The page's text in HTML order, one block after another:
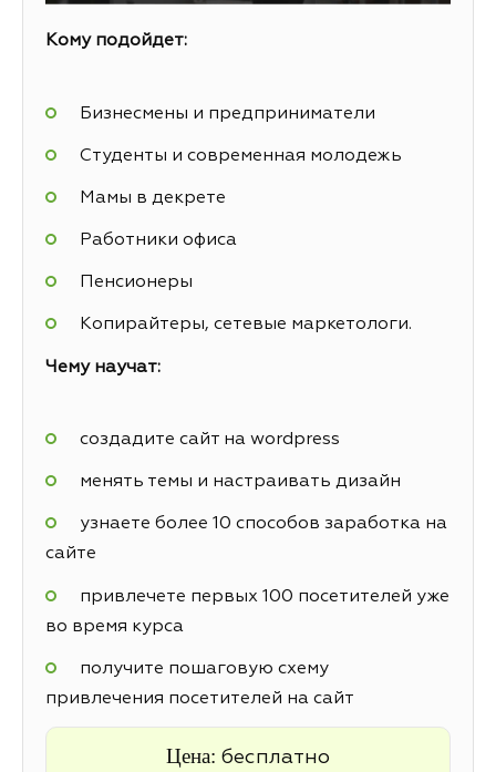
Кому подойдет:
Бизнесмены и предприниматели
Студенты и современная молодежь
Мамы в декрете
Работники офиса
Пенсионеры
Копирайтеры, сетевые маркетологи.
Чему научат:
создадите сайт на wordpress
менять темы и настраивать дизайн
узнаете более 10 способов заработка на
сайте
привлечете первых 100 посетителей уже
во время курса
получите пошаговую схему
привлечения посетителей на сайт
Цена: бесплатно